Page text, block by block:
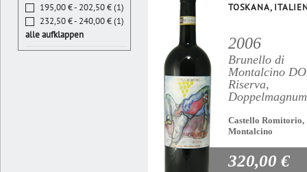
TOSKANA,
2006
Brunello di
Montalcino
Riserva,
Doppelmagnum
Castello Romitorio,
Montalcino
320,00 €
195,00 € - 202,50 € (1)
232,50 € - 240,00 € (1)
alle aufklappen